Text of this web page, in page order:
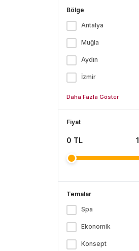
Bölge
Antalya
Muğla
Aydın
İzmir
Daha Fazla Göster
Fiyat
0 TL
Temalar
Spa
Ekonomik
Konsept